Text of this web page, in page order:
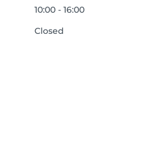
10:00 - 16:00
Closed